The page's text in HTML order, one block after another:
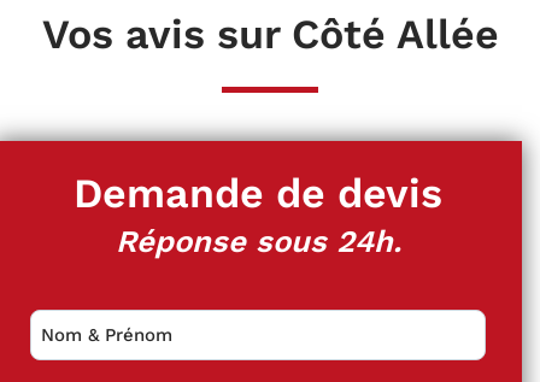
Vos avis sur Côté Allée
Demande de devis
Réponse sous 24h.